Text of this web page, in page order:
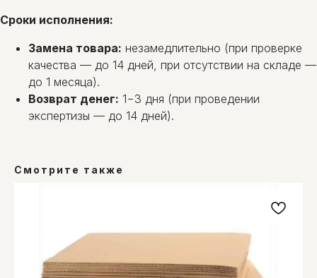
Сроки исполнения:
Замена товара: незамедлительно (при проверке
качества — до 14 дней, при отсутствии на складе —
до 1 месяца).
Возврат денег: 1−3 дня (при проведении
экспертизы — до 14 дней).
Смотрите также